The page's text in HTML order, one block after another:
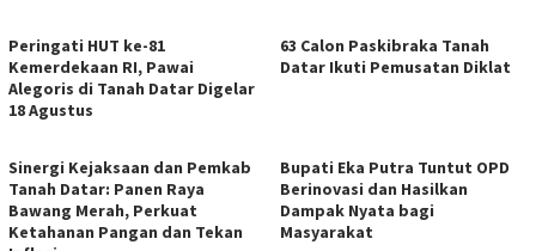
Peringati HUT ke-81
Kemerdekaan RI, Pawai
Alegoris di Tanah Datar Digelar
18 Agustus
63 Calon Paskibraka Tanah
Datar Ikuti Pemusatan Diklat
Sinergi Kejaksaan dan Pemkab
Tanah Datar: Panen Raya
Bawang Merah, Perkuat
Ketahanan Pangan dan Tekan
Bupati Eka Putra Tuntut OPD
Berinovasi dan Hasilkan
Dampak Nyata bagi
Masyarakat